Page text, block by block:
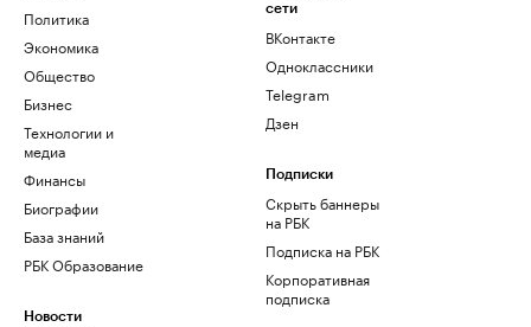
Политика
Экономика
Общество
Бизнес
Технологии и
медиа
Финансы
Биографии
База знаний
РБК Образование
Новости
сети
ВКонтакте
Одноклассники
Telegram
Дзен
Подписки
Скрыть баннеры
на РБК
Подписка на РБК
Корпоративная
подписка